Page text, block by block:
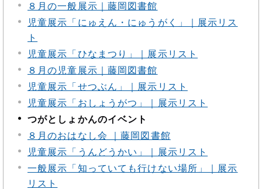
８月の一般展示｜藤岡図書館
児童展示「にゅえん・にゅうがく」｜展示リス
ト
児童展示「ひなまつり」｜展示リスト
８月の児童展示｜藤岡図書館
児童展示「せつぶん」｜展示リスト
児童展示「おしょうがつ」｜展示リスト
つがとしょかんのイベント
８月のおはなし会 ｜藤岡図書館
児童展示「うんどうかい」｜展示リスト
一般展示「知っていても行けない場所」｜展示
リスト